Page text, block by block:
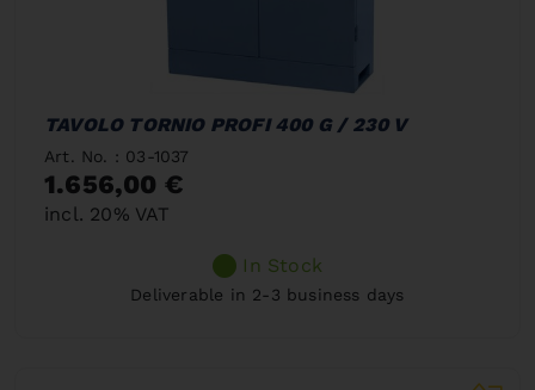
TAVOLO TORNIO PROFI 400 G / 230 V
Art. No. : 03-1037
1.656,00 €
incl. 20% VAT
In Stock
Deliverable in 2-3 business days